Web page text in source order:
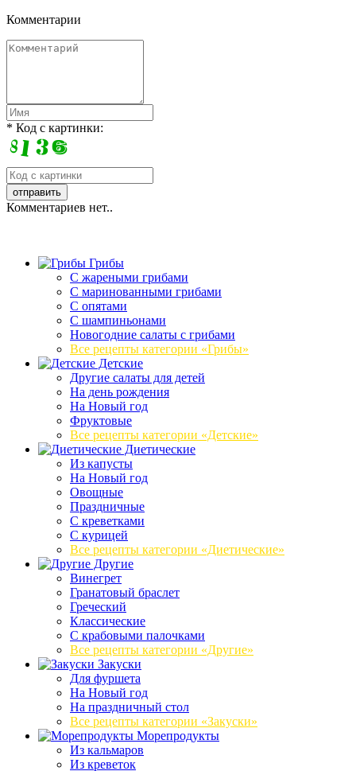
Комментарии
* Код с картинки:
Комментариев нет..
Грибы
C жареными грибами
C маринованными грибами
C опятами
C шампиньонами
Новогодние салаты с грибами
Все рецепты категории «Грибы»
Детские
Другие салаты для детей
На день рождения
На Новый год
Фруктовые
Все рецепты категории «Детские»
Диетические
Из капусты
На Новый год
Овощные
Праздничные
С креветками
С курицей
Все рецепты категории «Диетические»
Другие
Винегрет
Гранатовый браслет
Греческий
Классические
С крабовыми палочками
Все рецепты категории «Другие»
Закуски
Для фуршета
На Новый год
На праздничный стол
Все рецепты категории «Закуски»
Морепродукты
Из кальмаров
Из креветок